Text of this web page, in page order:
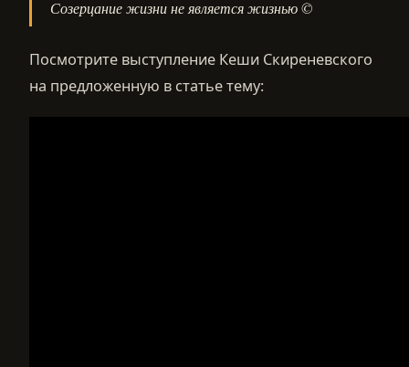
Созерцание жизни не является жизнью ©
Посмотрите выступление Кеши Скиреневского
на предложенную в статье тему: